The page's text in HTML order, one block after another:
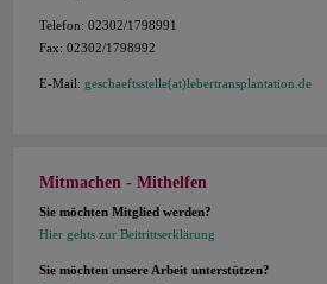
Telefon: 02302/1798991
Fax: 02302/1798992
E-Mail: geschaeftsstelle(at)lebertransplantation.de
Mitmachen - Mithelfen
Sie möchten Mitglied werden?
Hier gehts zur Beitrittserklärung
Sie möchten unsere Arbeit unterstützen?